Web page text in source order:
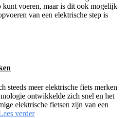
kunt voeren, maar is dit ook mogelijk
van een elektrische step is
steeds meer elektrische fiets merken
ontwikkelde zich snel en het
elektrische fietsen zijn van een
verder